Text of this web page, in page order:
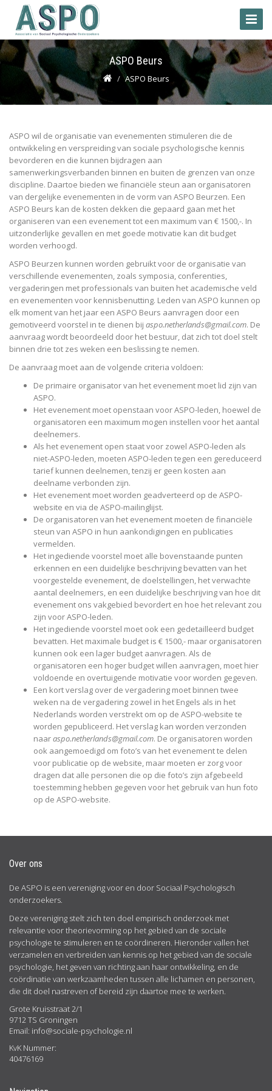
Toggle
ASPO Beurs
ASPO Beurs
ASPO wil de organisatie van evenementen stimuleren die de
ontwikkeling en verspreiding van sociale psychologische kennis
bevorderen en die kunnen bijdragen aan
samenwerkingsverbanden binnen en buiten de grenzen van onze
discipline. Daartoe bieden we financiële steun aan organisatoren
van dergelijke evenementen in de vorm van ASPO Beurzen. Een
ASPO Beurs kan de kosten dekken die gepaard gaan met het
organiseren van een evenement tot een maximum van € 1500,-. In
uitzonderlijke gevallen en met goede motivatie kan dit budget
worden verhoogd.
ASPO Beurzen kunnen worden gebruikt voor de organisatie van
verschillende evenementen, zoals symposia, conferenties,
vergaderingen met professionals van buiten het academische veld
en evenementen voor kennisbenutting. Leden van ASPO kunnen op
elk moment van het jaar een ASPO Beurs aanvragen door een
gemotiveerd voorstel in te dienen bij aspo.netherlands@gmail.com. De
aanvraag wordt beoordeeld door het bestuur, dat zich tot doel stelt
binnen drie tot zes weken een beslissing te nemen.
De aanvraag moet aan de volgende criteria voldoen:
De primaire organisator van het evenement moet lid zijn van
ASPO.
Het evenement moet openstaan ​​voor ASPO-leden, hoewel de
organisatoren een maximum mogen instellen voor het aantal
deelnemers.
Als het evenement open staat voor zowel ASPO-leden als
niet-ASPO-leden, moeten ASPO-leden tegen een gereduceerd
tarief kunnen deelnemen, tenzij er geen kosten aan
deelname verbonden zijn.
Het evenement moet worden geadverteerd op de ASPO-
website en via de ASPO-mailinglijst.
De organisatoren van het evenement moeten de financiële
steun van ASPO in hun aankondigingen en publicaties
vermelden.
Het ingediende voorstel moet alle bovenstaande punten
erkennen en een duidelijke beschrijving bevatten van het
voorgestelde evenement, de doelstellingen, het verwachte
aantal deelnemers, en een duidelijke beschrijving van hoe dit
evenement ons vakgebied bevordert en hoe het relevant zou
zijn voor ASPO-leden.
Het ingediende voorstel moet ook een gedetailleerd budget
bevatten. Het maximale budget is € 1500,- maar organisatoren
kunnen ook een lager budget aanvragen. Als de
organisatoren een hoger budget willen aanvragen, moet hier
voldoende en overtuigende motivatie voor worden gegeven.
Een kort verslag over de vergadering moet binnen twee
weken na de vergadering zowel in het Engels als in het
Nederlands worden verstrekt om op de ASPO-website te
worden gepubliceerd. Het verslag kan worden verzonden
naaraspo.netherlands@gmail.com. De organisatoren worden
ook aangemoedigd om foto’s van het evenement te delen
voor publicatie op de website, maar moeten er zorg voor
dragen dat alle personen die op die foto’s zijn afgebeeld
toestemming hebben gegeven voor het gebruik van hun foto
op de ASPO-website.
Over ons
De ASPO is een vereniging voor en door Sociaal Psychologisch
onderzoekers.
Deze vereniging stelt zich ten doel empirisch onderzoek met
relevantie voor theorievorming op het gebied van de sociale
psychologie te stimuleren en te coördineren. Hieronder vallen het
verzamelen en verbreiden van kennis op het gebied van de sociale
psychologie, het geven van richting aan haar ontwikkeling, en de
coördinatie van werkzaamheden tussen alle lichamen en personen,
die dit doel nastreven of bereid zijn daartoe mee te werken.
Grote Kruisstraat 2/1
9712 TS Groningen
Email: info@sociale-psychologie.nl
KvK Nummer:
40476169